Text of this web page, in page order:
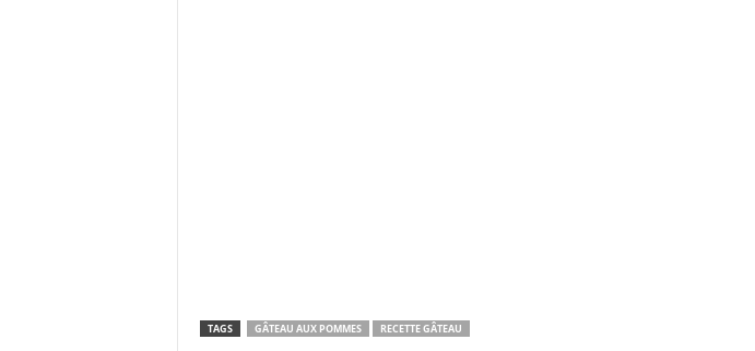
TAGS GÂTEAU AUX POMMES RECETTE GÂTEAU